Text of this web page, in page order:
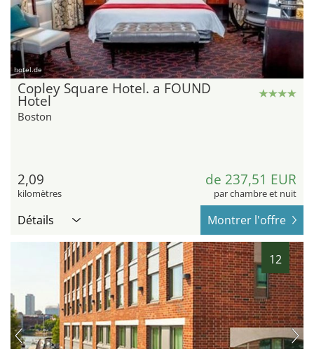
hotel.de
Copley Square Hotel. a FOUND
Hotel
Boston
2,09
kilomètres
de 237,51 EUR
par chambre et nuit
Détails Montrer l'offre
12